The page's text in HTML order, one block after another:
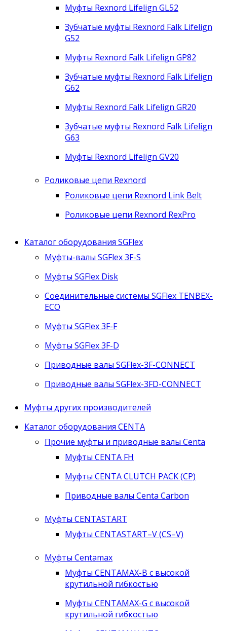
Муфты Rexnord Lifelign GL52
Зубчатые муфты Rexnord Falk Lifelign
G52
Муфты Rexnord Falk Lifelign GP82
Зубчатые муфты Rexnord Falk Lifelign
G62
Муфты Rexnord Falk Lifelign GR20
Зубчатые муфты Rexnord Falk Lifelign
G63
Муфты Rexnord Lifelign GV20
Роликовые цепи Rexnord
Роликовые цепи Rexnord Link Belt
Роликовые цепи Rexnord RexPro
Каталог оборудования SGFlex
Муфты-валы SGFlex 3F-S
Муфты SGFlex Disk
Соединительные системы SGFlex TENBEX-
ECO
Муфты SGFlex 3F-F
Муфты SGFlex 3F-D
Приводные валы SGFlex-3F-CONNECT
Приводные валы SGFlex-3FD-CONNECT
Муфты других производителей
Каталог оборудования CENTA
Прочие муфты и приводные валы Centa
Муфты CENTA FH
Муфты CENTA CLUTCH PACK (CP)
Приводные валы Centa Carbon
Муфты CENTASTART
Муфты CENTASTART–V (CS–V)
Муфты Centamax
Муфты CENTAMAX-B с высокой
крутильной гибкостью
Муфты CENTAMAX-G с высокой
крутильной гибкостью